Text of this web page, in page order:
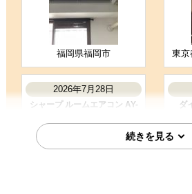
工事に安心感を感じた
福岡県福岡市 東京
2026年7月28日
シャープ ルームエアコン AY-
ダ